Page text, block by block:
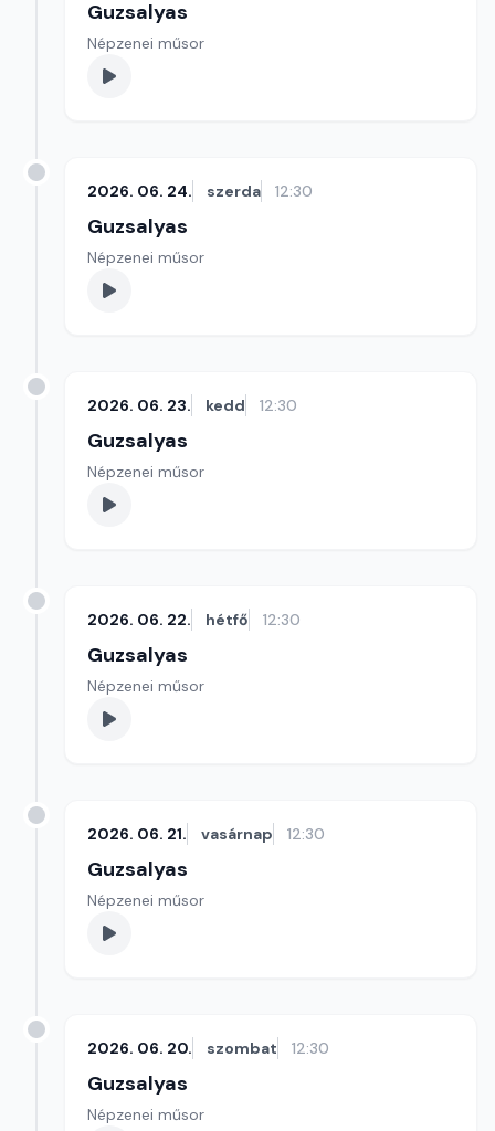
Guzsalyas
Népzenei műsor
2026. 06. 24. szerda 12:30
Guzsalyas
Népzenei műsor
2026. 06. 23. kedd 12:30
Guzsalyas
Népzenei műsor
2026. 06. 22. hétfő 12:30
Guzsalyas
Népzenei műsor
2026. 06. 21. vasárnap 12:30
Guzsalyas
Népzenei műsor
2026. 06. 20. szombat 12:30
Guzsalyas
Népzenei műsor